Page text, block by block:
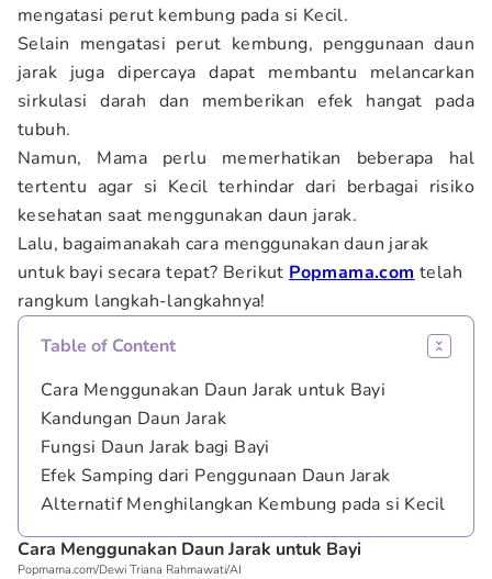
mengatasi perut kembung pada si Kecil.
Selain mengatasi perut kembung, penggunaan daun
jarak juga dipercaya dapat membantu melancarkan
sirkulasi darah dan memberikan efek hangat pada
tubuh.
Namun, Mama perlu memerhatikan beberapa hal
tertentu agar si Kecil terhindar dari berbagai risiko
kesehatan saat menggunakan daun jarak.
Lalu, bagaimanakah cara menggunakan daun jarak
untuk bayi secara tepat? Berikut Popmama.com telah
rangkum langkah-langkahnya!
Table of Content
Cara Menggunakan Daun Jarak untuk Bayi
Kandungan Daun Jarak
Fungsi Daun Jarak bagi Bayi
Efek Samping dari Penggunaan Daun Jarak
Alternatif Menghilangkan Kembung pada si Kecil
Cara Menggunakan Daun Jarak untuk Bayi
Popmama.com/Dewi Triana Rahmawati/AI